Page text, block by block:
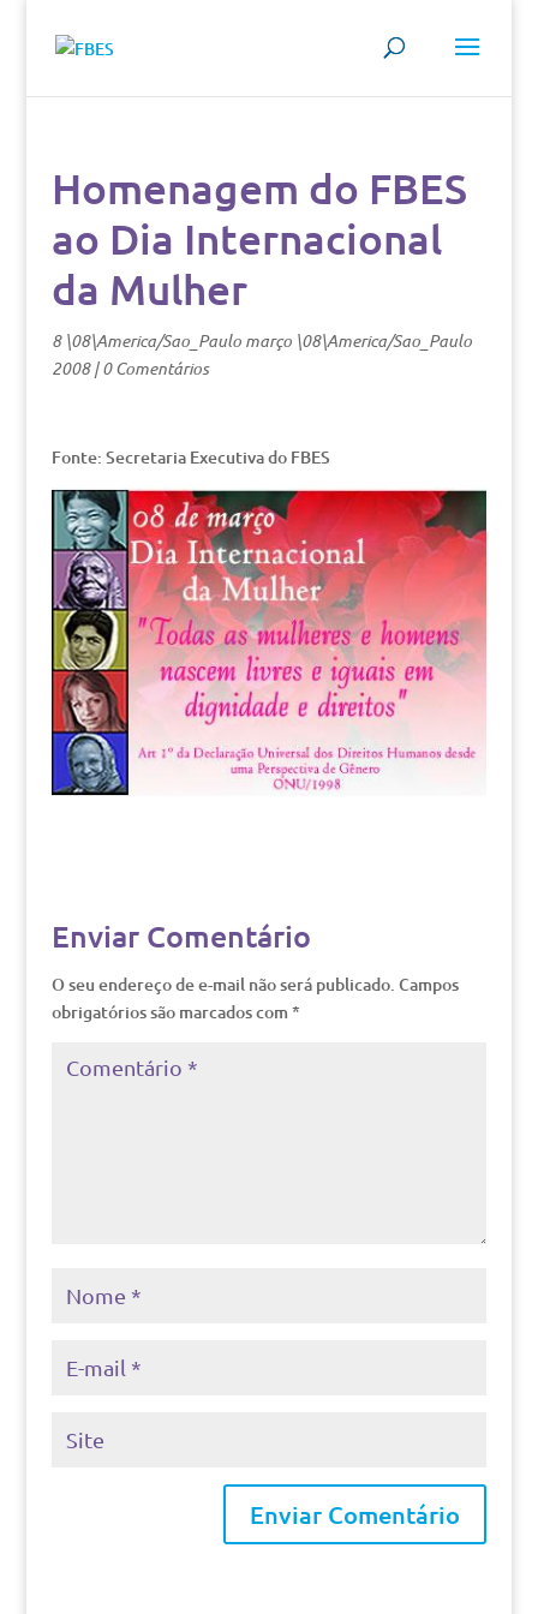
Homenagem do FBES
ao Dia Internacional
da Mulher
8 \08\America/Sao_Paulo março \08\America/Sao_Paulo
2008|0 Comentários
Fonte: Secretaria Executiva do FBES
Enviar Comentário
O seu endereço de e-mail não será publicado. Campos
obrigatórios são marcados com *